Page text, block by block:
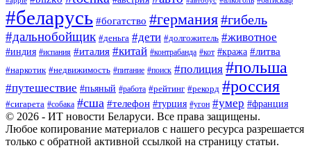
#беларусь #богатство #германия#гибель
#дальнобойщик #деньга #дети #долгожитель #животное
#индия #испания #италия #китай #контрабанда #кот #кража #литва
#наркотик #недвижимость #питание #поиск #полиция #польша
#путешествие #пьяный #работа #рейтинг #рекорд #россия
#сигарета #собака #сша #телефон #турция #угон #умер #франция
© 2026 - ИТ новости Беларуси. Все права защищены.
Любое копирование материалов с нашего ресурса разрешается
только с обратной активной ссылкой на страницу статьи.